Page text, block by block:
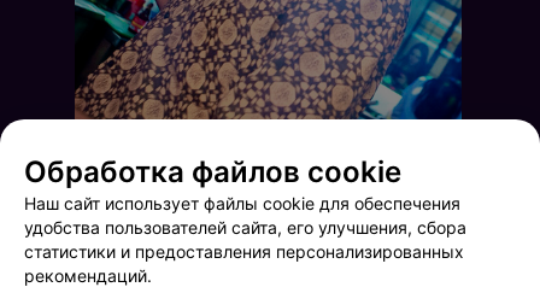
Обработка файлов cookie
Наш сайт использует файлы cookie для обеспечения
удобства пользователей сайта, его улучшения, сбора
статистики и предоставления персонализированных
рекомендаций.